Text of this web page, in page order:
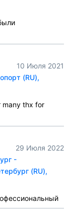
10 Июля 2021
(RU),
many thx for
29 Июля 2022
-
(RU),